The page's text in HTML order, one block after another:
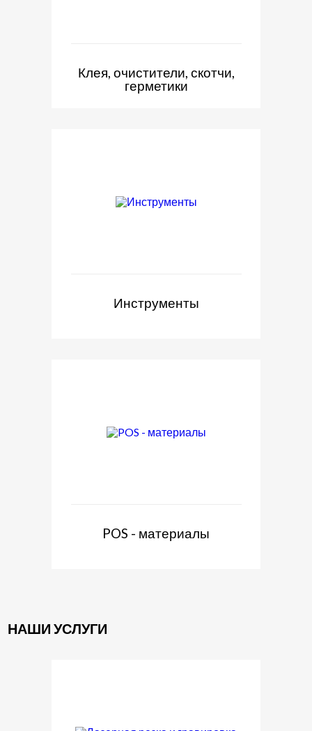
Клея, очистители, скотчи,
герметики
Инструменты
POS - материалы
НАШИ УСЛУГИ